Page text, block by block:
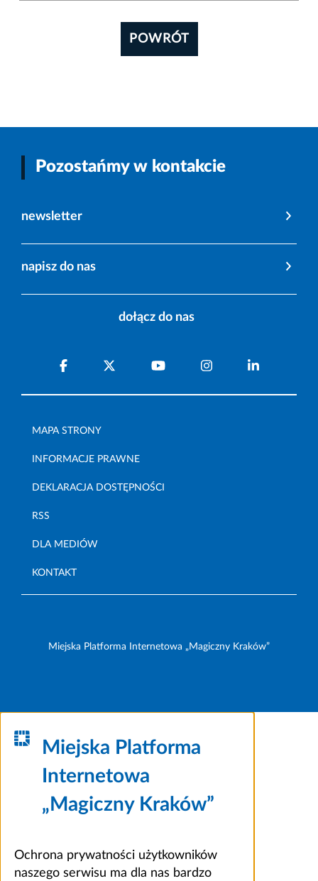
POWRÓT
Pozostańmy w kontakcie
newsletter
napisz do nas
dołącz do nas
MAPA STRONY
INFORMACJE PRAWNE
DEKLARACJA DOSTĘPNOŚCI
RSS
DLA MEDIÓW
KONTAKT
Miejska Platforma Internetowa „Magiczny Kraków”
Miejska Platforma
Internetowa
„Magiczny Kraków”
Ochrona prywatności użytkowników
naszego serwisu ma dla nas bardzo